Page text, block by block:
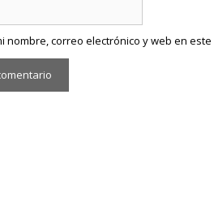
nombre, correo electrónico y web en